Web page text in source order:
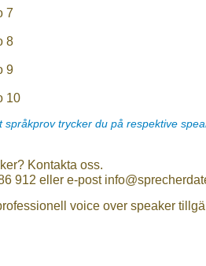
7
8
9
10
språkprov trycker du på respektive
Kontakta oss.
912 eller e-post
voice over speaker